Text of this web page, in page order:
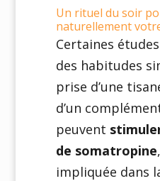
Un rituel du soir
naturellement
Certaines
des habitudes
prise d’une
d’un
peuvent
de somatropine
impliquée dans